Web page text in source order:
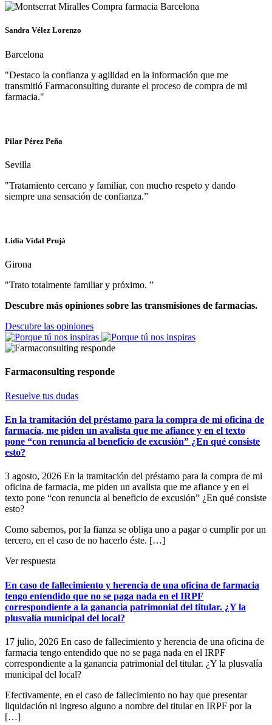
Sandra Vélez Lorenzo
Barcelona
"Destaco la confianza y agilidad en la información que me
transmitió Farmaconsulting durante el proceso de compra de mi
farmacia."
Pilar Pérez Peña
Sevilla
"Tratamiento cercano y familiar, con mucho respeto y dando
siempre una sensación de confianza.”
Lidia Vidal Prujá
Girona
"Trato totalmente familiar y próximo. ”
Descubre más opiniones sobre las transmisiones de farmacias.
Descubre las opiniones
Farmaconsulting responde
Resuelve tus dudas
En la tramitación del préstamo para la compra de mi oficina de
farmacia, me piden un avalista que me afiance y en el texto
pone “con renuncia al beneficio de excusión” ¿En qué consiste
esto?
3 agosto, 2026 En la tramitación del préstamo para la compra de mi
oficina de farmacia, me piden un avalista que me afiance y en el
texto pone “con renuncia al beneficio de excusión” ¿En qué consiste
esto?
Como sabemos, por la fianza se obliga uno a pagar o cumplir por un
tercero, en el caso de no hacerlo éste. […]
Ver respuesta
En caso de fallecimiento y herencia de una oficina de farmacia
tengo entendido que no se paga nada en el IRPF
correspondiente a la ganancia patrimonial del titular. ¿Y la
plusvalía municipal del local?
17 julio, 2026 En caso de fallecimiento y herencia de una oficina de
farmacia tengo entendido que no se paga nada en el IRPF
correspondiente a la ganancia patrimonial del titular. ¿Y la plusvalía
municipal del local?
Efectivamente, en el caso de fallecimiento no hay que presentar
liquidación ni ingreso alguno a nombre del titular en IRPF por la
[…]